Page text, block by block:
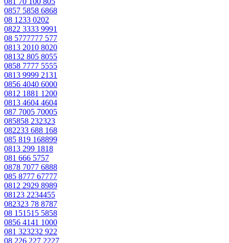
0857 5858 6868
08 1233 0202
0822 3333 9991
08 5777777 577
0813 2010 8020
08132 805 8055
0858 7777 5555
0813 9999 2131
0856 4040 6000
0812 1881 1200
0813 4604 4604
087 7005 70005
085858 232323
082233 688 168
085 819 168899
0813 299 1818
081 666 5757
0878 7077 6888
085 8777 67777
0812 2929 8989
08123 2234455
082323 78 8787
08 151515 5858
0856 4141 1000
081 323232 922
08 226 227 2227